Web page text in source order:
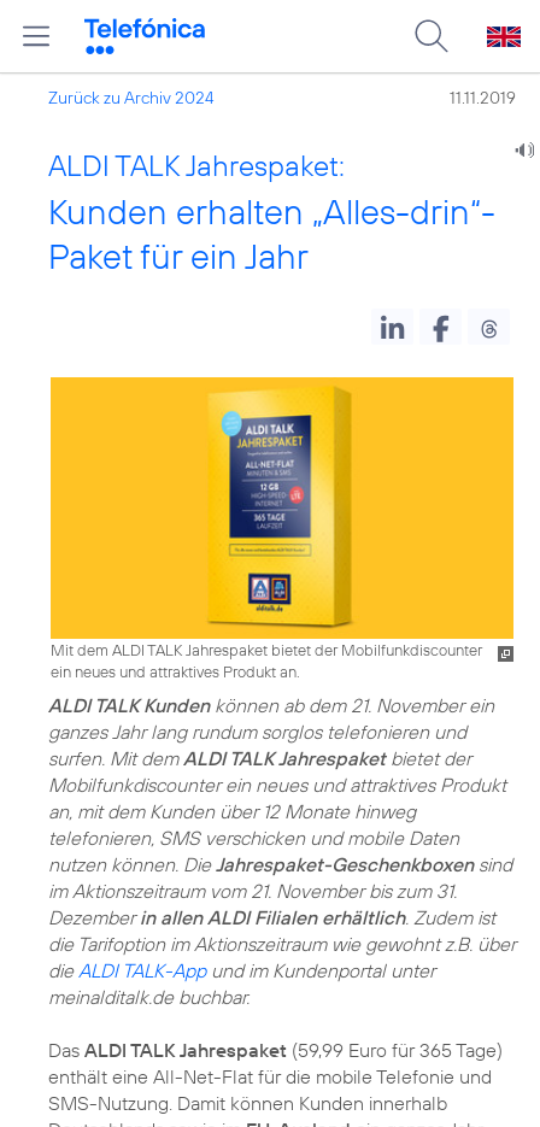
Zurück zu Archiv 2024 11.11.2019
ALDI TALK Jahrespaket:
Kunden erhalten „Alles-drin“-
Paket für ein Jahr
Mit dem ALDI TALK Jahrespaket bietet der Mobilfunkdiscounter
ein neues und attraktives Produkt an.
ALDI TALK Kundenkönnen ab dem 21. November ein
ganzes Jahr lang rundum sorglos telefonieren und
surfen. Mit demALDI TALK Jahrespaketbietet der
Mobilfunkdiscounter ein neues und attraktives Produkt
an, mit dem Kunden über 12 Monate hinweg
telefonieren, SMS verschicken und mobile Daten
nutzen können. DieJahrespaket-Geschenkboxensind
im Aktionszeitraum vom 21. November bis zum 31.
Dezemberin allen ALDI Filialen erhältlich. Zudem ist
die Tarifoption im Aktionszeitraum wie gewohnt z.B. über
die ALDI TALK-Appund im Kundenportal unter
meinalditalk.de buchbar.
Das ALDI TALK Jahrespaket (59,99 Euro für 365 Tage)
enthält eine All-Net-Flat für die mobile Telefonie und
SMS-Nutzung. Damit können Kunden innerhalb